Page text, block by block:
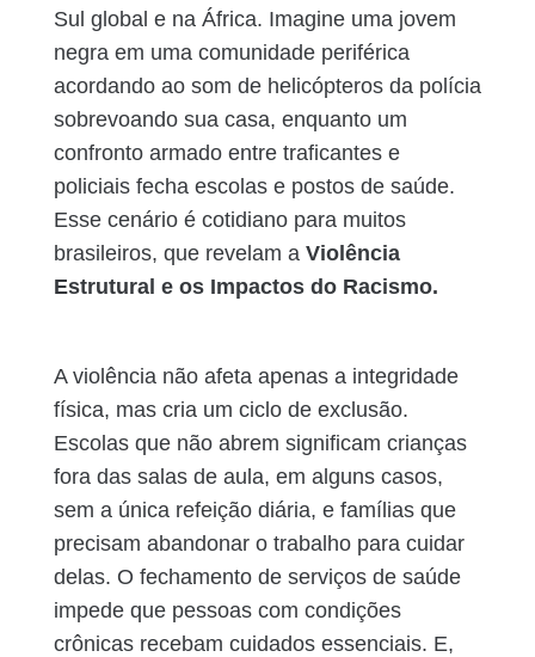
Sul global e na África. Imagine uma jovem
negra em uma comunidade periférica
acordando ao som de helicópteros da polícia
sobrevoando sua casa, enquanto um
confronto armado entre traficantes e
policiais fecha escolas e postos de saúde.
Esse cenário é cotidiano para muitos
brasileiros, que revelam a Violência
Estrutural e os Impactos do Racismo.
A violência não afeta apenas a integridade
física, mas cria um ciclo de exclusão.
Escolas que não abrem significam crianças
fora das salas de aula, em alguns casos,
sem a única refeição diária, e famílias que
precisam abandonar o trabalho para cuidar
delas. O fechamento de serviços de saúde
impede que pessoas com condições
crônicas recebam cuidados essenciais. E,